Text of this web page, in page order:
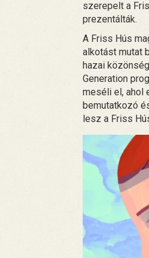
szerepelt a
prezentálták.
A Friss Hús
alkotást mutat
hazai
Generation
meséli el, ahol
bemutatkozó
lesz a Friss